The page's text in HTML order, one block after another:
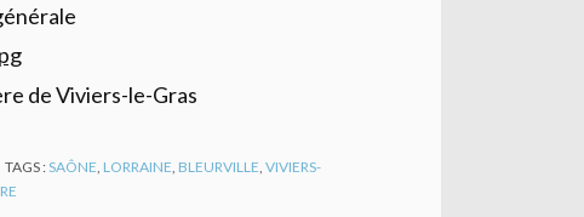
de Viviers-le-Gras
TAGS :SAÔNE LORRAINE BLEURVILLE ,VIVIERS-